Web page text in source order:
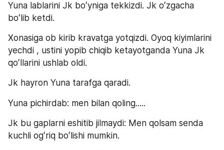
Yuna lablarini Jk boʻyniga tekkizdi. Jk oʻzgacha
boʻlib ketdi.
Xonasiga ob kirib kravatga yotqizdi. Oyoq kiyimlarini
yechdi , ustini yopib chiqib ketayotganda Yuna Jk
qoʻllarini ushlab oldi.
Jk hayron Yuna tarafga qaradi.
Yuna pichirdab: men bilan qoling.....
Jk bu gaplarni eshitib jilmaydi: Men qolsam senda
kuchli ogʻriq boʻlishi mumkin.